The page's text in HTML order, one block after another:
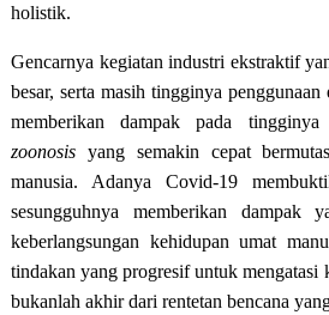
holistik.
Gencarnya kegiatan industri ekstraktif
besar, serta masih tingginya
memberikan dampak pada tingginya
zoonosis yang semakin cepat
manusia. Adanya Covid-19
sesungguhnya memberikan dampak
keberlangsungan kehidupan umat
tindakan yang progresif untuk mengatasi
bukanlah akhir dari rentetan bencana